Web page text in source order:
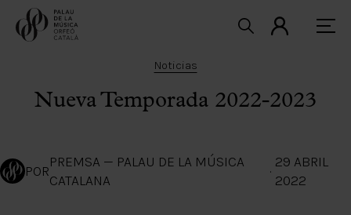
Noticias
Nueva Temporada 2022-2023
POR
PREMSA — PALAU DE LA MÚSICA
CATALANA
·
29 ABRIL
2022